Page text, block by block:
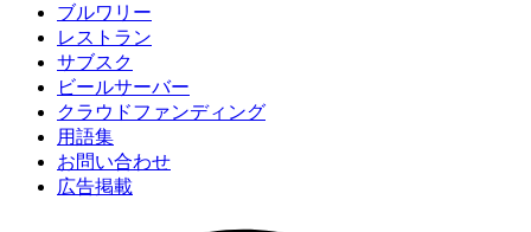
ブルワリー
レストラン
サブスク
ビールサーバー
クラウドファンディング
用語集
お問い合わせ
広告掲載